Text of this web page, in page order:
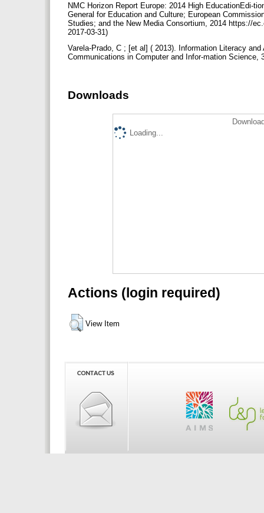
NMC Horizon Report Europe: 2014 High EducationEdi-
General for Education and Culture; European
Studies; and the New Media Consortium, 2014 https://
2017-03-31)
Varela-Prado, C ; [et al] ( 2013). Information Literacy
Communications in Computer and Infor-mation Science,
Downloads
Loading...
Actions (login required)
View Item